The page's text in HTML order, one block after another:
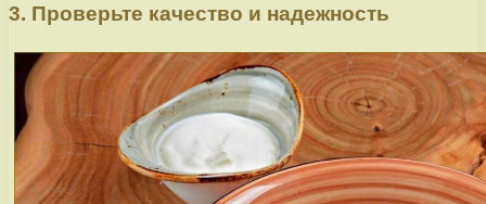
3. Проверьте качество и надежность